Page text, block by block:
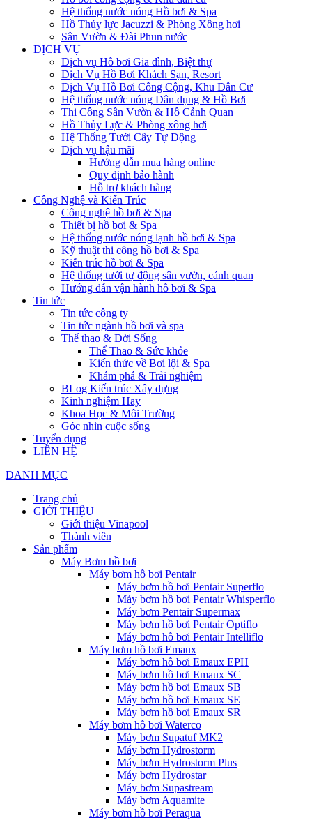
Hệ thống nước nóng Hồ bơi & Spa
Hồ Thủy lực Jacuzzi & Phòng Xông hơi
Sân Vườn & Đài Phun nước
DỊCH VỤ
Dịch vụ Hồ bơi Gia đình, Biệt thự
Dịch Vụ Hồ Bơi Khách Sạn, Resort
Dịch Vụ Hồ Bơi Công Cộng, Khu Dân Cư
Hệ thống nước nóng Dân dụng & Hồ Bơi
Thi Công Sân Vườn & Hồ Cảnh Quan
Hồ Thủy Lực & Phòng xông hơi
Hệ Thống Tưới Cây Tự Động
Dịch vụ hậu mãi
Hướng dẫn mua hàng online
Quy định bảo hành
Hỗ trợ khách hàng
Công Nghệ và Kiến Trúc
Công nghệ hồ bơi & Spa
Thiết bị hồ bơi & Spa
Hệ thống nước nóng lạnh hồ bơi & Spa
Kỹ thuật thi công hồ bơi & Spa
Kiến trúc hồ bơi & Spa
Hệ thống tưới tự động sân vườn, cảnh quan
Hướng dẫn vận hành hồ bơi & Spa
Tin tức
Tin tức công ty
Tin tức ngành hồ bơi và spa
Thể thao & Đời Sống
Thể Thao & Sức khỏe
Kiến thức về Bơi lội & Spa
Khám phá & Trải nghiệm
BLog Kiến trúc Xây dựng
Kinh nghiệm Hay
Khoa Học & Môi Trường
Góc nhìn cuộc sống
Tuyển dụng
LIÊN HỆ
DANH MỤC
Trang chủ
GIỚI THIỆU
Giới thiệu Vinapool
Thành viên
Sản phẩm
Máy Bơm hồ bơi
Máy bơm hồ bơi Pentair
Máy bơm hồ bơi Pentair Superflo
Máy bơm hồ bơi Pentair Whisperflo
Máy bơm Pentair Supermax
Máy bơm hồ bơi Pentair Optiflo
Máy bơm hồ bơi Pentair Intelliflo
Máy bơm hồ bơi Emaux
Máy bơm hồ bơi Emaux EPH
Máy bơm hồ bơi Emaux SC
Máy bơm hồ bơi Emaux SB
Máy bơm hồ bơi Emaux SE
Máy bơm hồ bơi Emaux SR
Máy bơm hồ bơi Waterco
Máy bơm Supatuf MK2
Máy bơm Hydrostorm
Máy bơm Hydrostorm Plus
Máy bơm Hydrostar
Máy bơm Supastream
Máy bơm Aquamite
Máy bơm hồ bơi Peraqua